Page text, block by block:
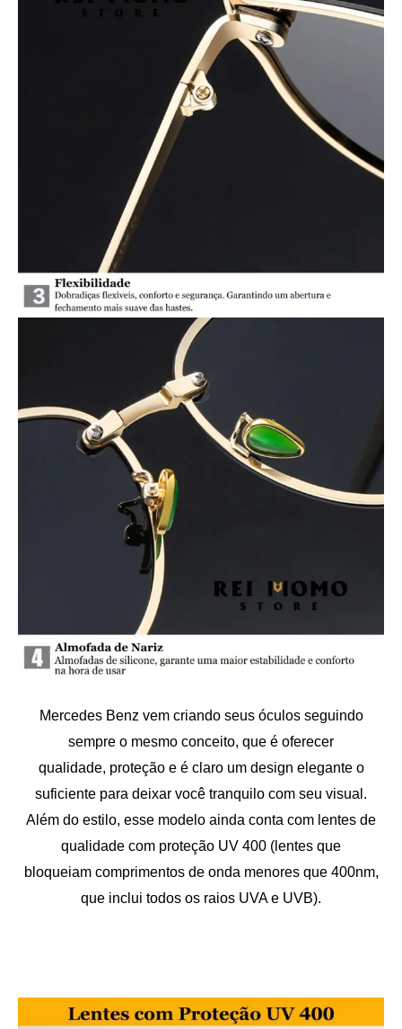
Mercedes Benz vem criando seus óculos seguindo
sempre o mesmo conceito, que é oferecer
qualidade, proteção e é claro um design elegante o
suficiente para deixar você tranquilo com seu visual.
Além do estilo, esse modelo ainda conta com lentes de
qualidade com proteção UV 400 (lentes que
bloqueiam comprimentos de onda menores que 400nm,
que inclui todos os raios UVA e UVB).